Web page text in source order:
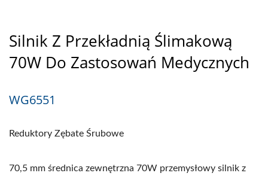
Silnik Z Przekładnią Ślimakową
70W Do Zastosowań Medycznych
WG6551
Reduktory Zębate Śrubowe
70,5 mm średnica zewnętrzna 70W przemysłowy silnik z